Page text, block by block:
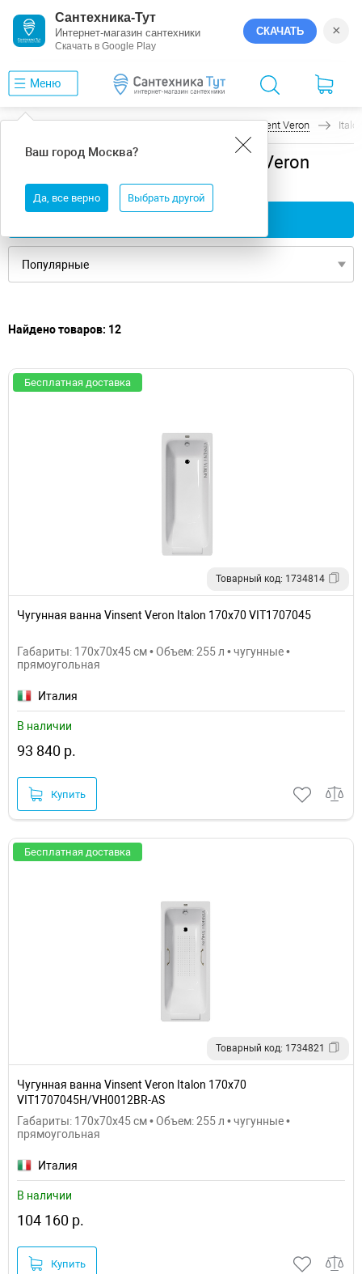
Сантехника-Тут
Интернет-магазин сантехники
Скачать в Google Play
СКАЧАТЬ ×
Меню
Ваш город Москва?
Да, все верно Выбрать другой
Vinsent Veron
универсальная ванны Vinsent Veron
Italon
Найдено товаров: 12
Бесплатная доставка
Товарный код: 1734814
Чугунная ванна Vinsent Veron Italon 170x70 VIT1707045
Габариты: 170x70x45 см • Объем: 255 л • чугунные •
прямоугольная
Италия
В наличии
93 840 р.
Купить
Бесплатная доставка
Товарный код: 1734821
Чугунная ванна Vinsent Veron Italon 170x70
VIT1707045H/VH0012BR-AS
Габариты: 170x70x45 см • Объем: 255 л • чугунные •
прямоугольная
Италия
В наличии
104 160 р.
Купить